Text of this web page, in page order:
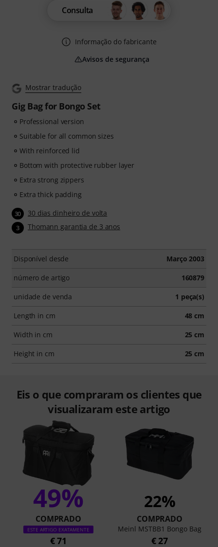
Mostrar tradução
Gig Bag for Bongo Set
Professional version
Suitable for all common sizes
With reinforced lid
Bottom with protective rubber layer
Extra strong zippers
Extra thick padding
30 30 dias dinheiro de volta
3 Thomann garantia de 3 anos
Disponível desde Março 2003
número de artigo 160879
unidade de venda 1 peça(s)
Length in cm 48 cm
Width in cm 25 cm
Height in cm 25 cm
Consulta
Informação do fabricante
Avisos de segurança
Eis o que compraram os clientes que
visualizaram este artigo
49%
COMPRADO
ESTE ARTIGO EXATAMENTE
€ 71
22%
COMPRADO
Meinl MSTBB1 Bongo Bag
€ 27